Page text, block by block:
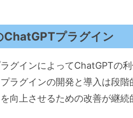
ChatGPTプラグイン
グインによってChatGPTの
ラグインの開発と導入は段
向上させるための改善が継